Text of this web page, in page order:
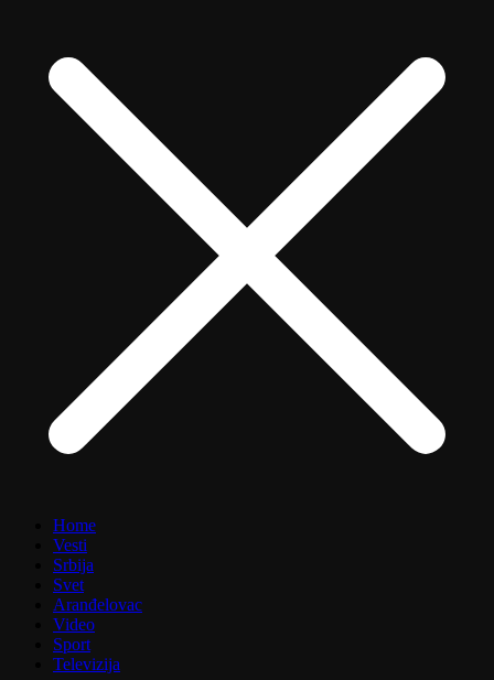
Home
Vesti
Srbija
Svet
Aranđelovac
Video
Sport
Televizija